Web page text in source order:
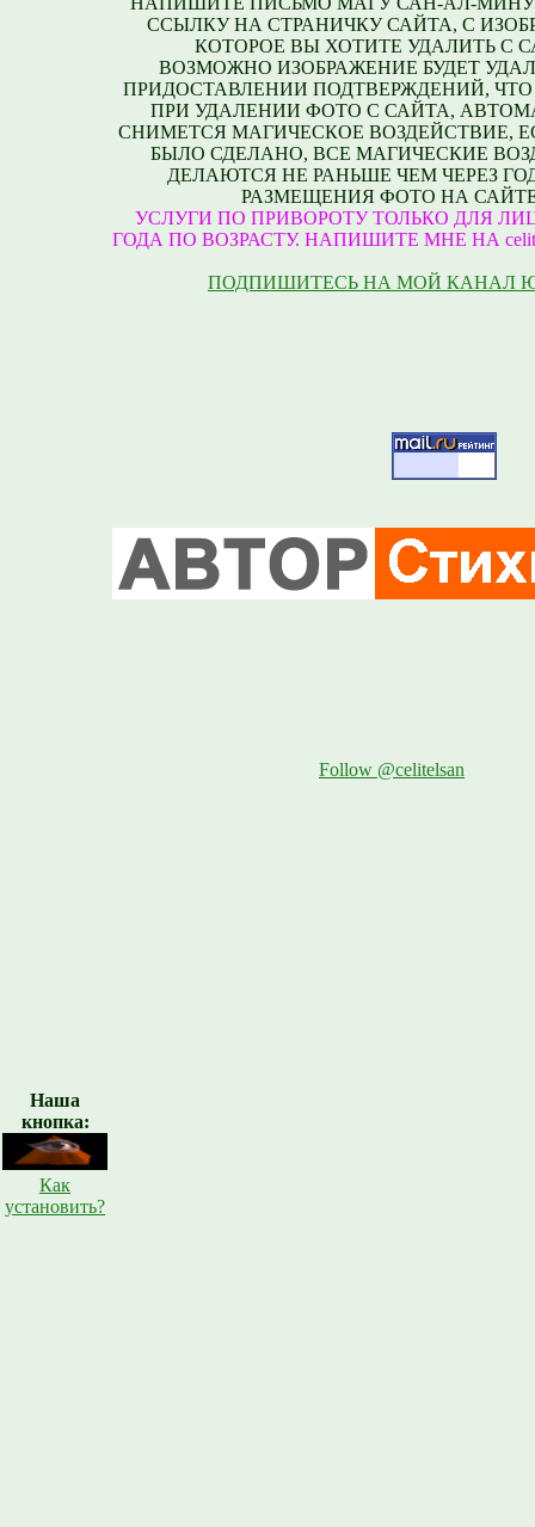
Наша
кнопка:
Как
установить?
ССЫЛКУ НА СТРАНИЧКУ САЙТА, С
КОТОРОЕ ВЫ ХОТИТЕ УДАЛИТЬ С
ВОЗМОЖНО ИЗОБРАЖЕНИЕ БУДЕТ
ПРИДОСТАВЛЕНИИ ПОДТВЕРЖДЕНИЙ,
ПРИ УДАЛЕНИИ ФОТО С САЙТА,
СНИМЕТСЯ МАГИЧЕСКОЕ ВОЗДЕЙСТВИЕ,
БЫЛО СДЕЛАНО, ВСЕ МАГИЧЕСКИЕ
ДЕЛАЮТСЯ НЕ РАНЬШЕ ЧЕМ ЧЕРЕЗ
РАЗМЕЩЕНИЯ ФОТО НА
УСЛУГИ ПО ПРИВОРОТУ ТОЛЬКО ДЛЯ
ГОДА ПО ВОЗРАСТУ. НАПИШИТЕ МНЕ НА
ПОДПИШИТЕСЬ НА МОЙ КАНАЛ
Follow @celitelsan